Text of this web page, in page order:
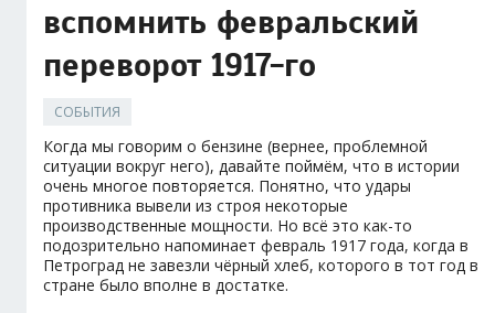
вспомнить февральский
переворот 1917-го
СОБЫТИЯ
Когда мы говорим о бензине (вернее, проблемной
ситуации вокруг него), давайте поймём, что в истории
очень многое повторяется. Понятно, что удары
противника вывели из строя некоторые
производственные мощности. Но всё это как-то
подозрительно напоминает февраль 1917 года, когда в
Петроград не завезли чёрный хлеб, которого в тот год в
стране было вполне в достатке.